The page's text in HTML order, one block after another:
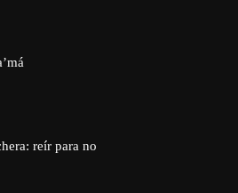
reír para no